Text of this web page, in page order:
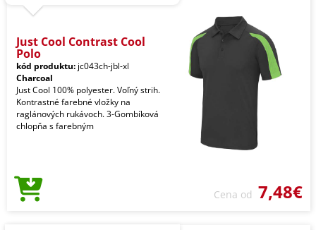
Just Cool Contrast Cool
Polo
kód produktu: jc043ch-jbl-xl
Charcoal
Just Cool 100% polyester. Voľný strih.
Kontrastné farebné vložky na
raglánových rukávoch. 3-Gombíková
chlopňa s farebným
Cena od 7,48€